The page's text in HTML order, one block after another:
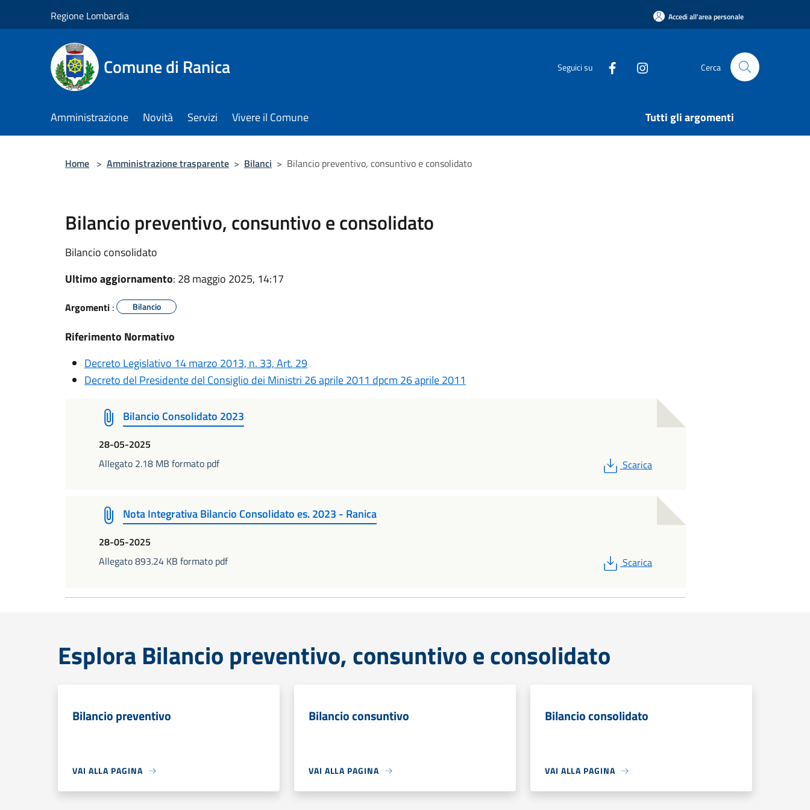
Regione Lombardia Accedi all'area personale
Comune di Ranica Seguici su Cerca
Amministrazione Novità Servizi Vivere il Comune Tutti gli argomenti
Home > Amministrazione trasparente > Bilanci > Bilancio preventivo, consuntivo e consolidato
Bilancio preventivo, consuntivo e consolidato
Bilancio consolidato
Ultimo aggiornamento: 28 maggio 2025, 14:17
Argomenti : Bilancio
Riferimento Normativo
Decreto Legislativo 14 marzo 2013, n. 33, Art. 29
Decreto del Presidente del Consiglio dei Ministri 26 aprile 2011 dpcm 26 aprile 2011
Bilancio Consolidato 2023
28-05-2025
Allegato 2.18 MB formato pdf
PDF
Scarica
Nota Integrativa Bilancio Consolidato es. 2023 - Ranica
28-05-2025
Allegato 893.24 KB formato pdf
PDF
Scarica
Esplora Bilancio preventivo, consuntivo e consolidato
Bilancio preventivo
VAI ALLA PAGINA
Bilancio consuntivo
VAI ALLA PAGINA
Bilancio consolidato
VAI ALLA PAGINA